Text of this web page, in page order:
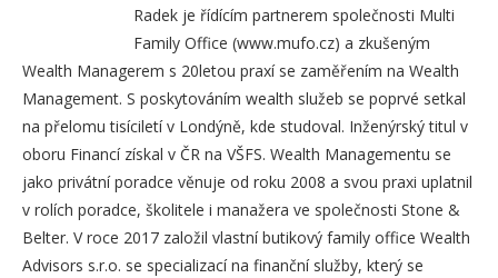
Radek je řídícím partnerem společnosti Multi
Family Office (www.mufo.cz) a zkušeným
Wealth Managerem s 20letou praxí se zaměřením na Wealth
Management. S poskytováním wealth služeb se poprvé setkal
na přelomu tisíciletí v Londýně, kde studoval. Inženýrský titul v
oboru Financí získal v ČR na VŠFS. Wealth Managementu se
jako privátní poradce věnuje od roku 2008 a svou praxi uplatnil
v rolích poradce, školitele i manažera ve společnosti Stone &
Belter. V roce 2017 založil vlastní butikový family office Wealth
Advisors s.r.o. se specializací na finanční služby, který se